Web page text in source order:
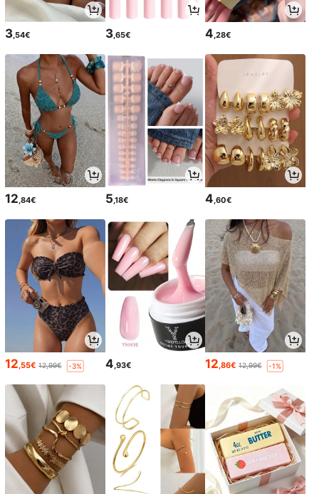
3 ,54€ 3,65€ 4 ,28€
12,84€ 5,18€ 4,60€
12,55€ 12,99€ -3% 4,93€ 12,86€ 12,99€ -1%